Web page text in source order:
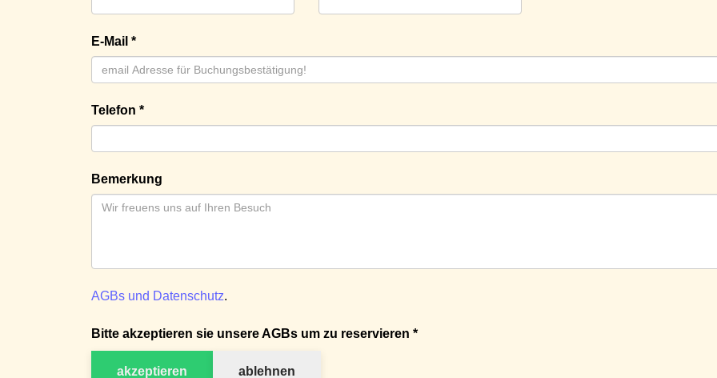
E-Mail *
Telefon *
Bemerkung
AGBs und Datenschutz.
Bitte akzeptieren sie unsere AGBs um zu reservieren *
akzeptieren ablehnen